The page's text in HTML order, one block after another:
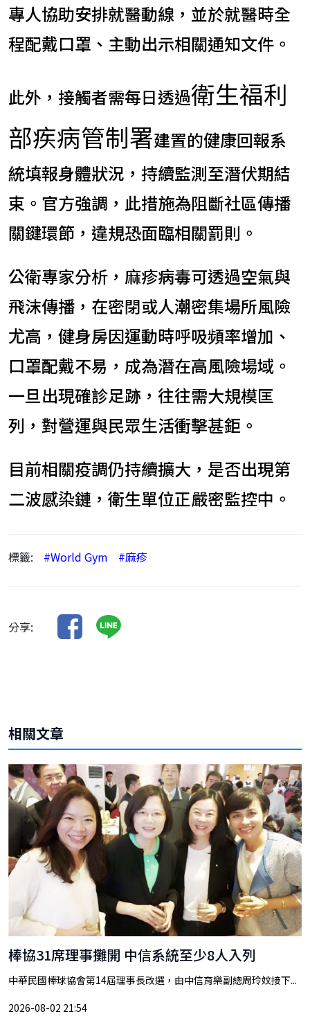
專人協助安排就醫動線，並於就醫時全
程配戴口罩、主動出示相關通知文件。
此外，接觸者需每日透過衛生福利
部疾病管制署建置的健康回報系
統填報身體狀況，持續監測至潛伏期結
束。官方強調，此措施為阻斷社區傳播
關鍵環節，違規恐面臨相關罰則。
公衛專家分析，麻疹病毒可透過空氣與
飛沫傳播，在密閉或人潮密集場所風險
尤高，健身房因運動時呼吸頻率增加、
口罩配戴不易，成為潛在高風險場域。
一旦出現確診足跡，往往需大規模匡
列，對營運與民眾生活衝擊甚鉅。
目前相關疫調仍持續擴大，是否出現第
二波感染鏈，衛生單位正嚴密監控中。
標籤: #World Gym #麻疹
分享:
相關文章
棒協31席理事攤開 中信系統至少8人入列
中華民國棒球協會第14屆理事長改選，由中信育樂副總周玲妏接下...
2026-08-02 21:54